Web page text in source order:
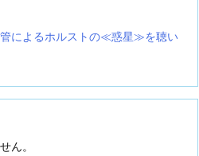
によるホルストの≪惑星≫を聴い
ん。